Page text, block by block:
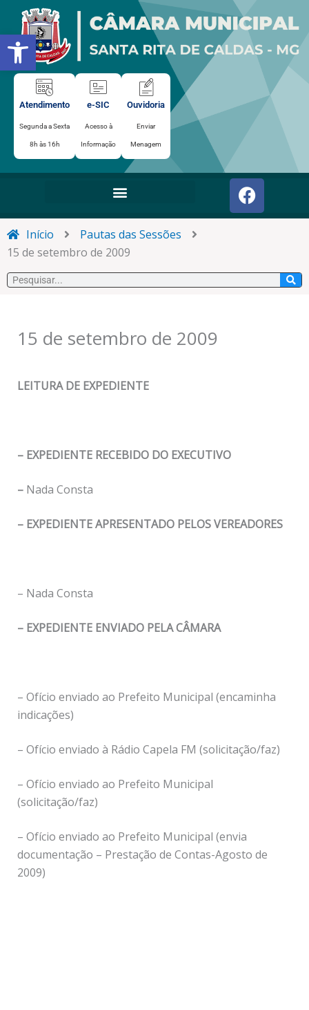
Abrir a barra de ferramentas
para
conteúdo
Atendimento
Segunda a Sexta
8h às 16h
e-SIC
Acesso à
Informação
Ouvidoria
Enviar
Menagem
F
a
c
o
o
Início
Pautas das Sessões
15 de setembro de 2009
Pesquisar
15 de setembro de 2009
LEITURA DE EXPEDIENTE
– EXPEDIENTE RECEBIDO DO EXECUTIVO
– Nada Consta
– EXPEDIENTE APRESENTADO PELOS VEREADORES
– Nada Consta
– EXPEDIENTE ENVIADO PELA CÂMARA
– Ofício enviado ao Prefeito Municipal (encaminha
indicações)
– Ofício enviado à Rádio Capela FM (solicitação/faz)
– Ofício enviado ao Prefeito Municipal
(solicitação/faz)
– Ofício enviado ao Prefeito Municipal (envia
documentação – Prestação de Contas-Agosto de
2009)